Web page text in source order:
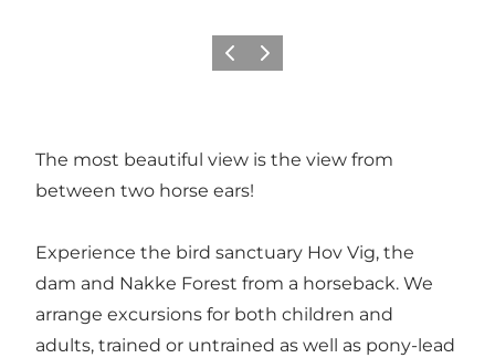
PrécédentSuivant
The most beautiful view is the view from
between two horse ears!
Experience the bird sanctuary Hov Vig, the
dam and Nakke Forest from a horseback. We
arrange excursions for both children and
adults, trained or untrained as well as pony-lead